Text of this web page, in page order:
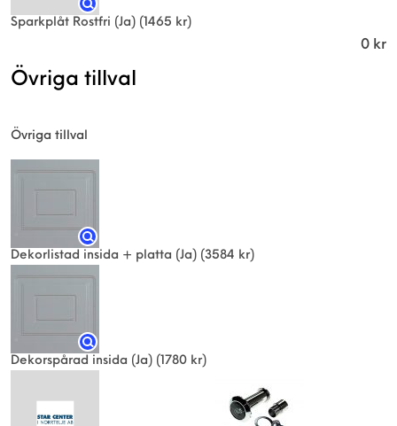
Sparkplåt Rostfri (Ja) (1465 kr)
0 kr
Övriga tillval
Övriga tillval
Dekorlistad insida + platta (Ja) (3584 kr)
Dekorspårad insida (Ja) (1780 kr)